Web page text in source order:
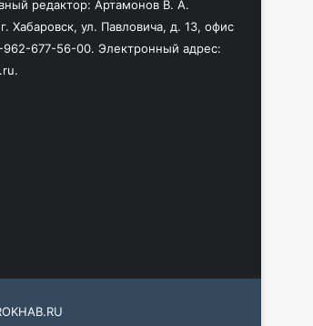
редактор: Артамонов В. А.
Хабаровск, ул. Павловича, д. 13, офис
677-56-00. Электронный адрес: